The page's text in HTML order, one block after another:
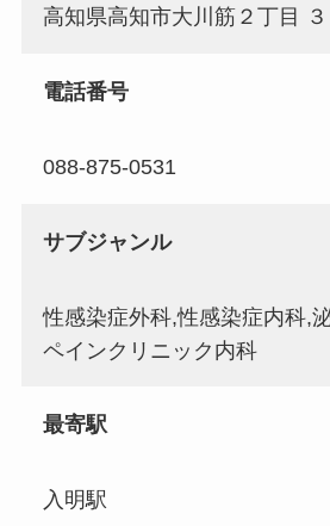
高知県高知市大川筋２丁目 ３
電話番号
088-875-0531
サブジャンル
性感染症外科,性感染症内科,
ペインクリニック内科
最寄駅
入明駅